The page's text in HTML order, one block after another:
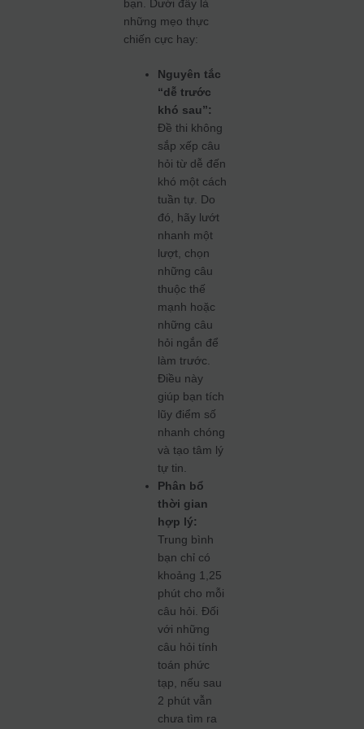
bạn. Dưới đây là
những mẹo thực
chiến cực hay:
Nguyên tắc
“dễ trước
khó sau”:
Đề thi không
sắp xếp câu
hỏi từ dễ đến
khó một cách
tuần tự. Do
đó, hãy lướt
nhanh một
lượt, chọn
những câu
thuộc thế
mạnh hoặc
những câu
hỏi ngắn để
làm trước.
Điều này
giúp bạn tích
lũy điểm số
nhanh chóng
và tạo tâm lý
tự tin.
Phân bổ
thời gian
hợp lý:
Trung bình
bạn chỉ có
khoảng 1,25
phút cho mỗi
câu hỏi. Đối
với những
câu hỏi tính
toán phức
tạp, nếu sau
2 phút vẫn
chưa tìm ra